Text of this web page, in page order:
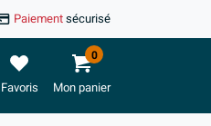
Paiementsécurisé
Favoris Mon panier
0